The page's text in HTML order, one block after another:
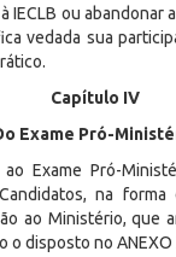
IECLB ou abandonar
vedada sua
Capítulo IV
Exame Pró-
Exame Pró-
na forma
ao Ministério, que
o disposto no ANEXO